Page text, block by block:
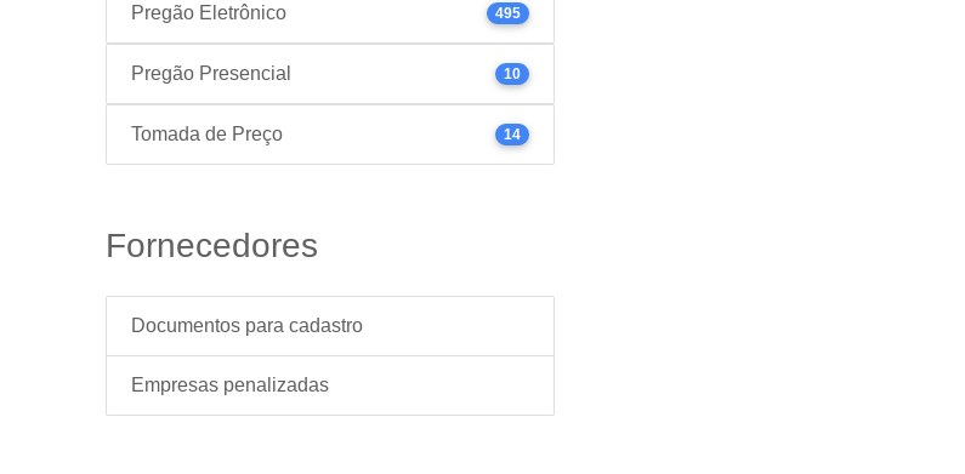
Pregão Eletrônico 495
Pregão Presencial 10
Tomada de Preço 14
Fornecedores
Documentos para cadastro
Empresas penalizadas